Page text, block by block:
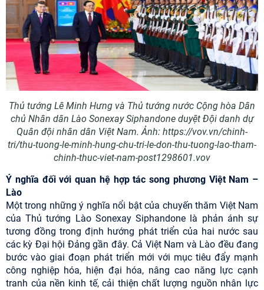
Thủ tướng Lê Minh Hưng và Thủ tướng nước Cộng hòa Dân
chủ Nhân dân Lào Sonexay Siphandone duyệt Đội danh dự
Quân đội nhân dân Việt Nam. Ảnh: https://vov.vn/chinh-
tri/thu-tuong-le-minh-hung-chu-tri-le-don-thu-tuong-lao-tham-
chinh-thuc-viet-nam-post1298601.vov
Ý nghĩa đối với quan hệ hợp tác song phương Việt Nam –
Lào
Một trong những ý nghĩa nổi bật của chuyến thăm Việt Nam
của Thủ tướng Lào Sonexay Siphandone là phản ánh sự
tương đồng trong định hướng phát triển của hai nước sau
các kỳ Đại hội Đảng gần đây. Cả Việt Nam và Lào đều đang
bước vào giai đoạn phát triển mới với mục tiêu đẩy mạnh
công nghiệp hóa, hiện đại hóa, nâng cao năng lực cạnh
tranh của nền kinh tế, cải thiện chất lượng nguồn nhân lực